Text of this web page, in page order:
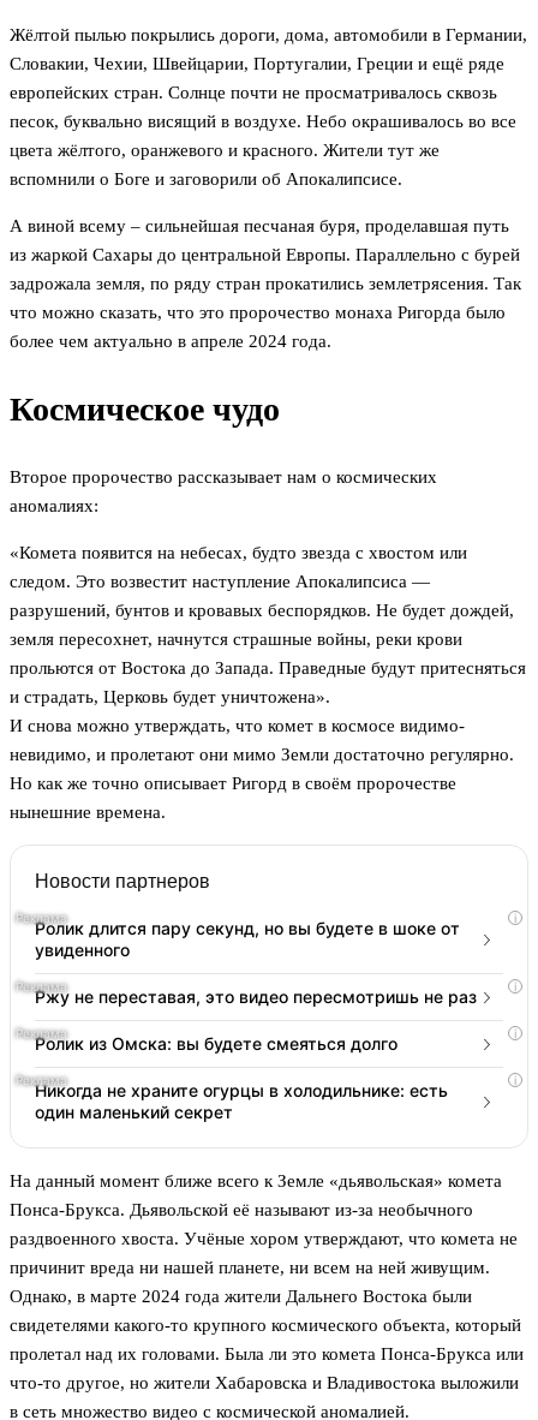
Жёлтой пылью покрылись дороги, дома, автомобили в Германии,
Словакии, Чехии, Швейцарии, Португалии, Греции и ещё ряде
европейских стран. Солнце почти не просматривалось сквозь
песок, буквально висящий в воздухе. Небо окрашивалось во все
цвета жёлтого, оранжевого и красного. Жители тут же
вспомнили о Боге и заговорили об Апокалипсисе.
А виной всему – сильнейшая песчаная буря, проделавшая путь
из жаркой Сахары до центральной Европы. Параллельно с бурей
задрожала земля, по ряду стран прокатились землетрясения. Так
что можно сказать, что это пророчество монаха Ригорда было
более чем актуально в апреле 2024 года.
Космическое чудо
Второе пророчество рассказывает нам о космических
аномалиях:
«Комета появится на небесах, будто звезда с хвостом или
следом. Это возвестит наступление Апокалипсиса —
разрушений, бунтов и кровавых беспорядков. Не будет дождей,
земля пересохнет, начнутся страшные войны, реки крови
прольются от Востока до Запада. Праведные будут притесняться
и страдать, Церковь будет уничтожена».
И снова можно утверждать, что комет в космосе видимо-
невидимо, и пролетают они мимо Земли достаточно регулярно.
Но как же точно описывает Ригорд в своём пророчестве
нынешние времена.
Новости партнеров
i
Ролик длится пару секунд, но вы будете в шоке от
увиденного
i
Ржу не переставая, это видео пересмотришь не раз
i
Ролик из Омска: вы будете смеяться долго
i
Никогда не храните огурцы в холодильнике: есть
один маленький секрет
На данный момент ближе всего к Земле «дьявольская» комета
Понса-Брукса. Дьявольской её называют из-за необычного
раздвоенного хвоста. Учёные хором утверждают, что комета не
причинит вреда ни нашей планете, ни всем на ней живущим.
Однако, в марте 2024 года жители Дальнего Востока были
свидетелями какого-то крупного космического объекта, который
пролетал над их головами. Была ли это комета Понса-Брукса или
что-то другое, но жители Хабаровска и Владивостока выложили
в сеть множество видео с космической аномалией.